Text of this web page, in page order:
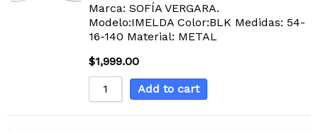
Marca: SOFÍA VERGARA.
Modelo:IMELDA Color:BLK Medidas: 54-
16-140 Material: METAL
$1,999.00
Add to cart